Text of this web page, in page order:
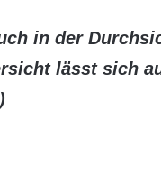
in der
lässt sich